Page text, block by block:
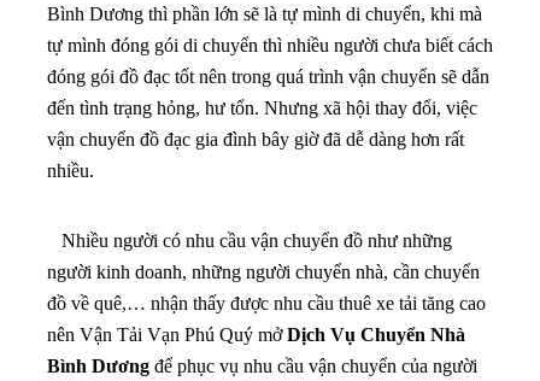
Bình Dương thì phần lớn sẽ là tự mình di chuyển, khi mà
tự mình đóng gói di chuyển thì nhiều người chưa biết cách
đóng gói đồ đạc tốt nên trong quá trình vận chuyển sẽ dẫn
đến tình trạng hỏng, hư tổn. Nhưng xã hội thay đổi, việc
vận chuyển đồ đạc gia đình bây giờ đã dễ dàng hơn rất
nhiều.
Nhiều người có nhu cầu vận chuyển đồ như những
người kinh doanh, những người chuyển nhà, cần chuyển
đồ về quê,… nhận thấy được nhu cầu thuê xe tải tăng cao
nên Vận Tải Vạn Phú Quý mởDịch Vụ Chuyển Nhà
Bình Dương để phục vụ nhu cầu vận chuyển của người